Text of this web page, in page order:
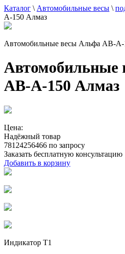
Каталог \ Автомобильные весы \
А-150 Алмаз
Автомобильные весы Альфа АВ-А-
Автомобильные
АВ-А-150 Алмаз
Цена:
Надёжный товар
78124256466 по запросу
Заказать бесплатную консультацию
Добавить в корзину
Индикатор Т1